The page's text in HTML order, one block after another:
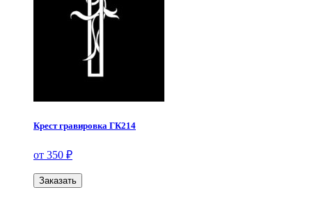
Крест гравировка ГК214
от 350 ₽
Заказать